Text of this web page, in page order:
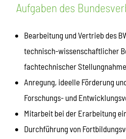
Aufgaben des
Bearbeitung und Vertrieb des
technisch-wissenschaftlicher
fachtechnischer
Anregung, ideelle Förderung
Forschungs- und
Mitarbeit bei der Erarbeitung
Durchführung von